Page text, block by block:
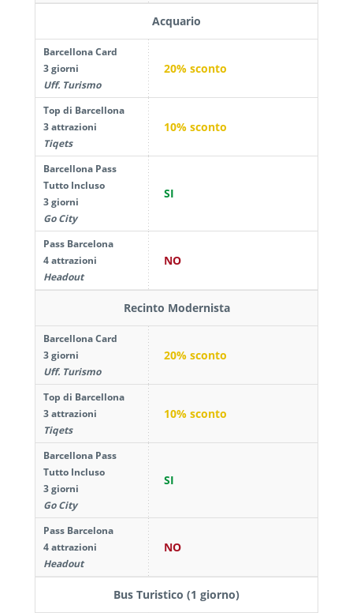
Acquario
Barcellona Card
3 giorni
Uff. Turismo
20% sconto
Top di Barcellona
3 attrazioni
Tiqets
10% sconto
Barcellona Pass
Tutto Incluso
3 giorni
Go City
SI
Pass Barcelona
4 attrazioni
Headout
NO
Recinto Modernista
Barcellona Card
3 giorni
Uff. Turismo
20% sconto
Top di Barcellona
3 attrazioni
Tiqets
10% sconto
Barcellona Pass
Tutto Incluso
3 giorni
Go City
SI
Pass Barcelona
4 attrazioni
Headout
NO
Bus Turistico (1 giorno)